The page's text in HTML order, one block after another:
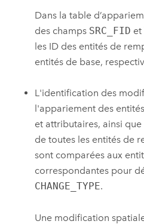
Dans la table
des champs SRC_FID et
les ID des entités de
entités de base,
L'identification des
l'appariement des
et attributaires, ainsi
de toutes les entités de
sont comparées aux
correspondantes pour
CHANGE_TYPE.
Une modification